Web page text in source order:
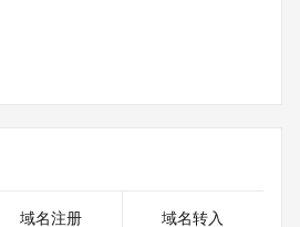
域名注册 域名转入